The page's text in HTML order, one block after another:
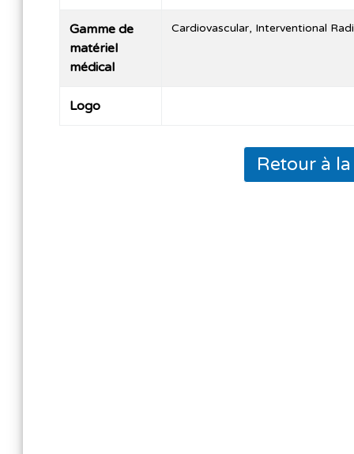
Gamme de
matériel
médical
Cardiovascular, Interventional
Logo
Retour à